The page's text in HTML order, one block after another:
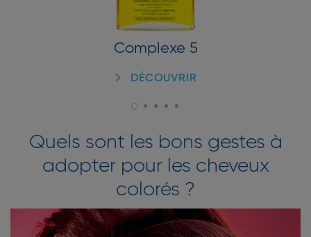
Complexe 5
DÉCOUVRIR
Quels sont les bons gestes à
adopter pour les cheveux
colorés ?